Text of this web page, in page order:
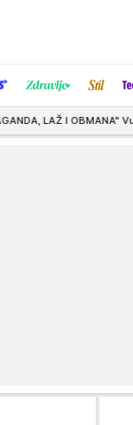
Vučević o